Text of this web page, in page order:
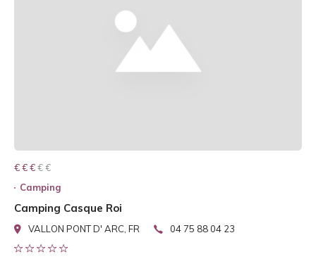
€ € € € €
€ € €
Camping
Camping Casque Roi
VALLON PONT D' ARC, FR 04 75 88 04 23